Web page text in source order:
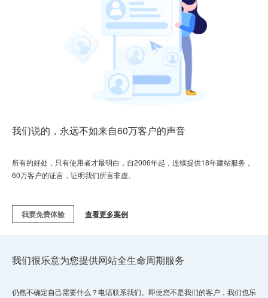
我们说的，永远不如来自60万客户的声音
所有的好处，只有使用者才最明白，自2006年起，连续提供18年建站服务，
60万客户的证言，证明我们所言非虚。
我要免费体验 查看更多案例
我们很乐意为您提供网站全生命周期服务
仍然不确定自己需要什么？电话联系我们。即便您不是我们的客户，我们也乐